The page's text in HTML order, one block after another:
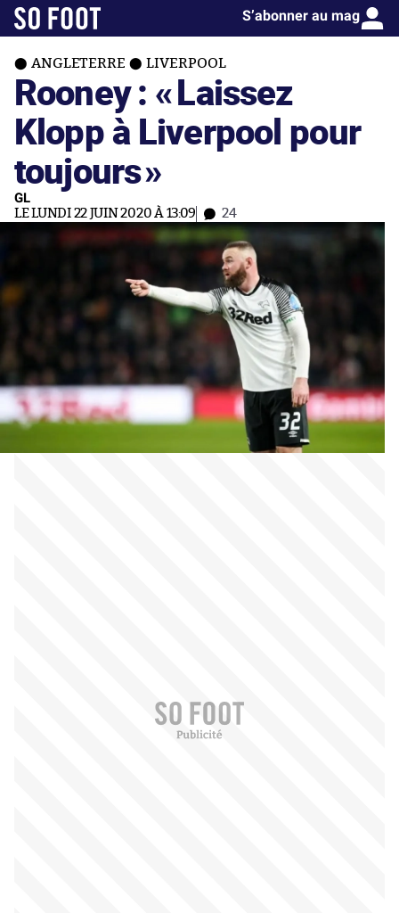
S’abonner au mag
ANGLETERRE LIVERPOOL
Rooney : «Laissez
Klopp à Liverpool pour
toujours»
GL
LE LUNDI 22 JUIN 2020 À 13:09 24